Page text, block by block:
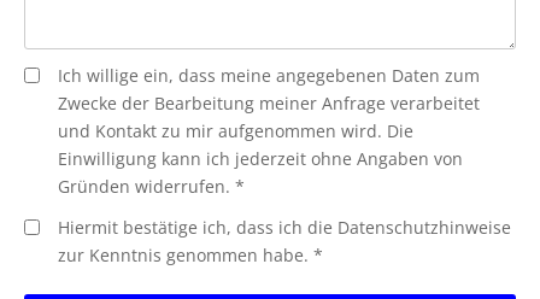
Ich willige ein, dass meine angegebenen Daten zum
Zwecke der Bearbeitung meiner Anfrage verarbeitet
und Kontakt zu mir aufgenommen wird. Die
Einwilligung kann ich jederzeit ohne Angaben von
Gründen widerrufen. *
Hiermit bestätige ich, dass ich die Datenschutzhinweise
zur Kenntnis genommen habe. *